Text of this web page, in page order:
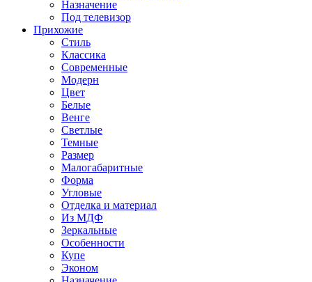
Назначение
Под телевизор
Прихожие
Стиль
Классика
Современные
Модерн
Цвет
Белые
Венге
Светлые
Темные
Размер
Малогабаритные
Форма
Угловые
Отделка и материал
Из МДФ
Зеркальные
Особенности
Купе
Эконом